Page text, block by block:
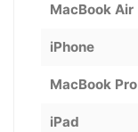
MacBook Air
iPhone
MacBook Pro
iPad